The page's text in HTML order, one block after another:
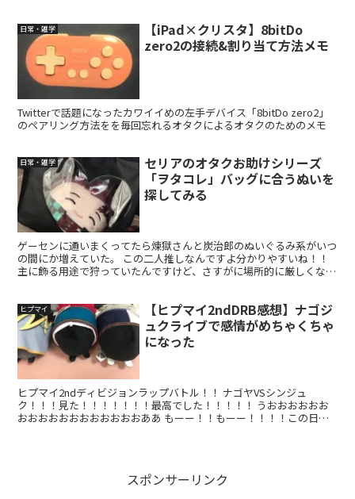
日常・雑学
【iPad×クリスタ】8bitDo
zero2の接続&割り当て方法メモ
Twitterで話題になったカワイイめの左手デバイス「8bitDo zero2」
のペアリング方法をを毎回忘れるオタクによるオタクのためのメモ
日常・雑学
セリアのオタクお助けシリーズ
「ヲタコレ」バッグに合うぬいを
探してみる
ゲーセンに通いまくってたら煉獄さんと炭治郎のぬいぐるみ系がいつ
の間にか増えていた。 この二人推しなんですよ分かりやすいね！！
主に飾る用途で狩っていたんですけど、さすがに場所的に厳しくなっ
ヒプマイ
【ヒプマイ2ndDRB感想】ナゴジ
ュクライブで感情がめちゃくちゃ
になった
ヒプマイ2ndディビジョンラップバトル！！ ナゴヤVSシンジュ
ク！！！見た！！！！！！！最高でした！！！！！ うおおおおおお
おおおおおおおおおおおおああ もーー！！もーー！！！！この日ず
スポンサーリンク